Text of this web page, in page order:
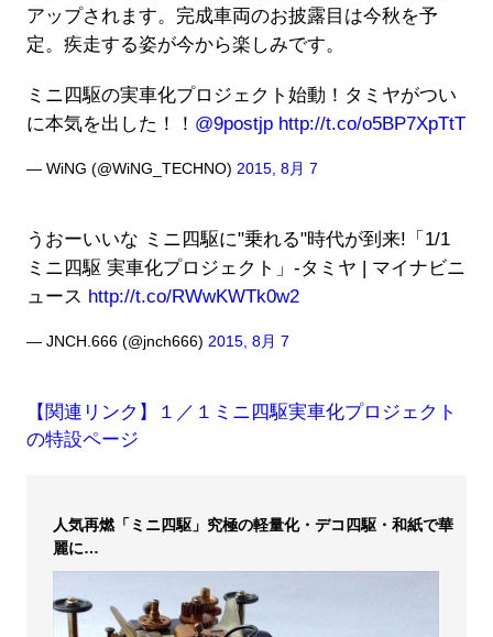
アップされます。完成車両のお披露目は今秋を予
定。疾走する姿が今から楽しみです。
ミニ四駆の実車化プロジェクト始動！タミヤがつい
に本気を出した！！ @9postjp http://t.co/o5BP7XpTtT
— WiNG (@WiNG_TECHNO) 2015, 8月 7
うおーいいな ミニ四駆に"乗れる"時代が到来!「1/1
ミニ四駆 実車化プロジェクト」-タミヤ | マイナビニ
ュース http://t.co/RWwKWTk0w2
— JNCH.666 (@jnch666) 2015, 8月 7
【関連リンク】１／１ミニ四駆実車化プロジェクト
の特設ページ
人気再燃「ミニ四駆」究極の軽量化・デコ四駆・和紙で華
麗に…